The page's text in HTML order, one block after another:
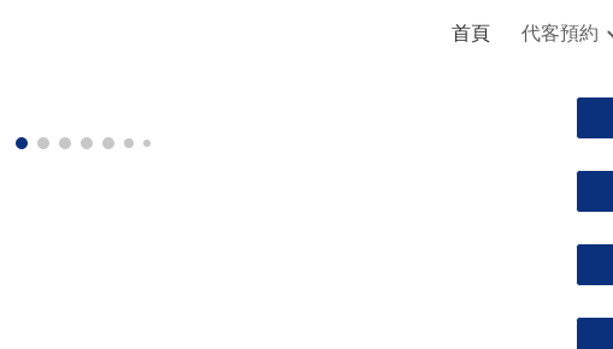
Skip to navigation
首頁 代客預約